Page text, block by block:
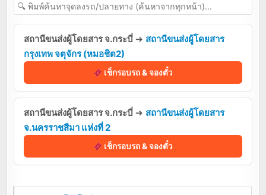
สถานีขนส่งผู้โดยสาร จ.กระบี่ ➔ สถานีขนส่งผู้โดยสาร
กรุงเทพ จตุจักร (หมอชิต2)
เช็กรอบรถ & จองตั๋ว
สถานีขนส่งผู้โดยสาร จ.กระบี่ ➔ สถานีขนส่งผู้โดยสาร
จ.นครราชสีมา แห่งที่ 2
เช็กรอบรถ & จองตั๋ว